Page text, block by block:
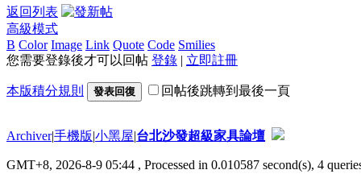
返回列表
高級模式
B Color Image Link Quote Code Smilies
您需要登錄後才可以回帖 登錄 | 立即註冊
本版積分規則 發表回復 回帖後跳轉到最後一頁
Archiver|手機版|小黑屋|台北沙發超級家具論壇
GMT+8, 2026-8-9 05:44 , Processed in 0.010587 second(s), 4